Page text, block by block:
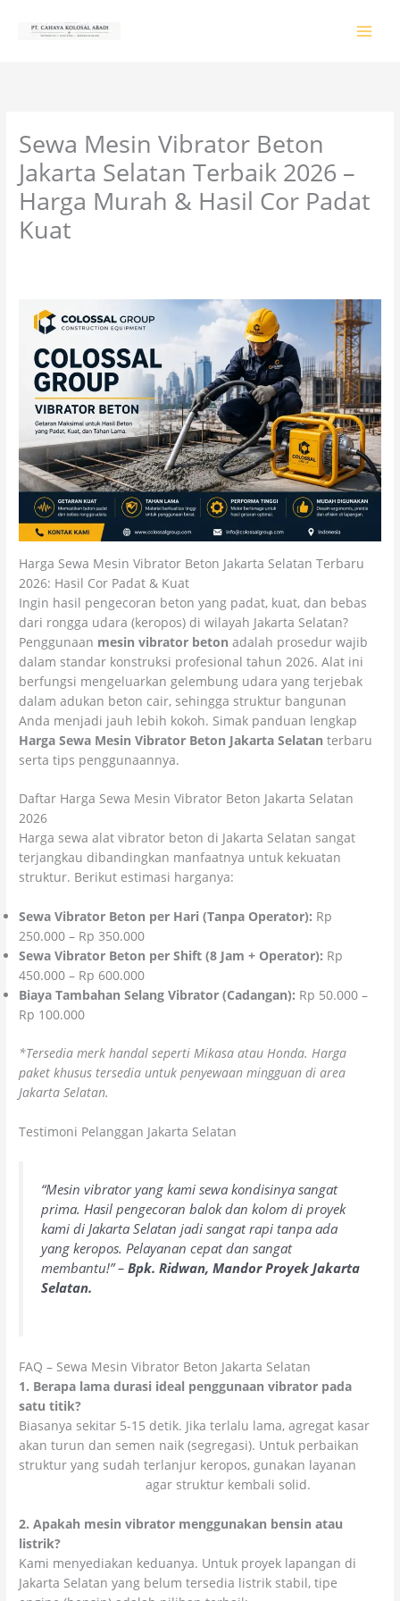
Sewa Mesin Vibrator Beton
Jakarta Selatan Terbaik 2026 –
Harga Murah & Hasil Cor Padat
Kuat
Harga Sewa Mesin Vibrator Beton Jakarta Selatan Terbaru
2026: Hasil Cor Padat & Kuat
Ingin hasil pengecoran beton yang padat, kuat, dan bebas
dari rongga udara (keropos) di wilayah Jakarta Selatan?
Penggunaan mesin vibrator beton adalah prosedur wajib
dalam standar konstruksi profesional tahun 2026. Alat ini
berfungsi mengeluarkan gelembung udara yang terjebak
dalam adukan beton cair, sehingga struktur bangunan
Anda menjadi jauh lebih kokoh. Simak panduan lengkap
Harga Sewa Mesin Vibrator Beton Jakarta Selatan terbaru
serta tips penggunaannya.
Daftar Harga Sewa Mesin Vibrator Beton Jakarta Selatan
2026
Harga sewa alat vibrator beton di Jakarta Selatan sangat
terjangkau dibandingkan manfaatnya untuk kekuatan
struktur. Berikut estimasi harganya:
Sewa Vibrator Beton per Hari (Tanpa Operator): Rp
250.000 – Rp 350.000
Sewa Vibrator Beton per Shift (8 Jam + Operator): Rp
450.000 – Rp 600.000
Biaya Tambahan Selang Vibrator (Cadangan): Rp 50.000 –
Rp 100.000
*Tersedia merk handal seperti Mikasa atau Honda. Harga
paket khusus tersedia untuk penyewaan mingguan di area
Jakarta Selatan.
Testimoni Pelanggan Jakarta Selatan
“Mesin vibrator yang kami sewa kondisinya sangat
prima. Hasil pengecoran balok dan kolom di proyek
kami di Jakarta Selatan jadi sangat rapi tanpa ada
yang keropos. Pelayanan cepat dan sangat
membantu!” –Bpk. Ridwan, Mandor Proyek Jakarta
Selatan.
FAQ – Sewa Mesin Vibrator Beton Jakarta Selatan
1. Berapa lama durasi ideal penggunaan vibrator pada
satu titik?
Biasanya sekitar 5-15 detik. Jika terlalu lama, agregat kasar
akan turun dan semen naik (segregasi). Untuk perbaikan
struktur yang sudah terlanjur keropos, gunakan layanan
agar struktur kembali solid.
2. Apakah mesin vibrator menggunakan bensin atau
listrik?
Kami menyediakan keduanya. Untuk proyek lapangan di
Jakarta Selatan yang belum tersedia listrik stabil, tipe